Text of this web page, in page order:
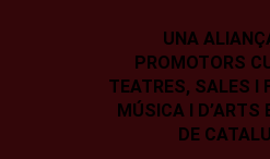
UNA
PROMOTORS
TEATRES, SALES I
MÚSICA I D’ARTS
DE